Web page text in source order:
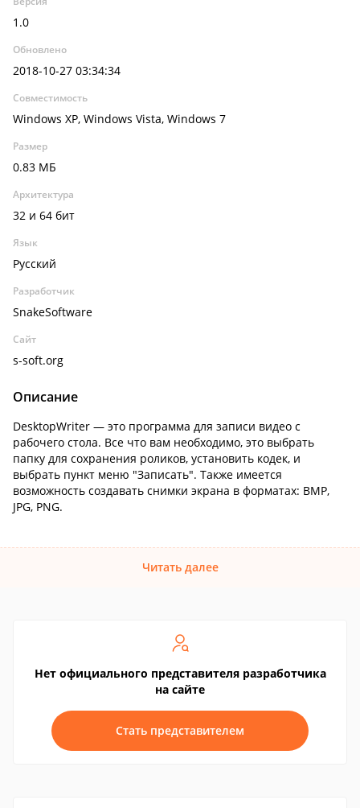
1.0
Обновлено
2018-10-27 03:34:34
Совместимость
Windows XP, Windows Vista, Windows 7
Размер
0.83 МБ
Архитектура
32 и 64 бит
Язык
Русский
Разработчик
SnakeSoftware
Сайт
s-soft.org
Описание
DesktopWriter — это программа для записи видео с
рабочего стола. Все что вам необходимо, это выбрать
папку для сохранения роликов, установить кодек, и
выбрать пункт меню "Записать". Также имеется
возможность создавать снимки экрана в форматах: BMP,
JPG, PNG.
Читать далее
Нет официального представителя разработчика
на сайте
Стать представителем